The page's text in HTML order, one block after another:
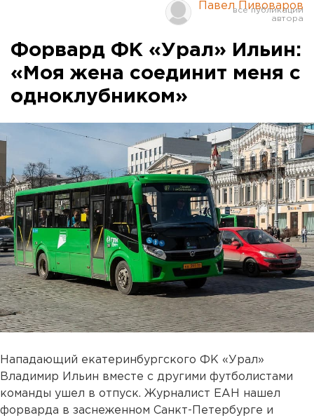
Павел Пивоваров
Форвард ФК «Урал» Ильин:
«Моя жена соединит меня с
одноклубником»
Нападающий екатеринбургского ФК «Урал»
Владимир Ильин вместе с другими футболистами
команды ушел в отпуск. Журналист ЕАН нашел
форварда в заснеженном Санкт-Петербурге и